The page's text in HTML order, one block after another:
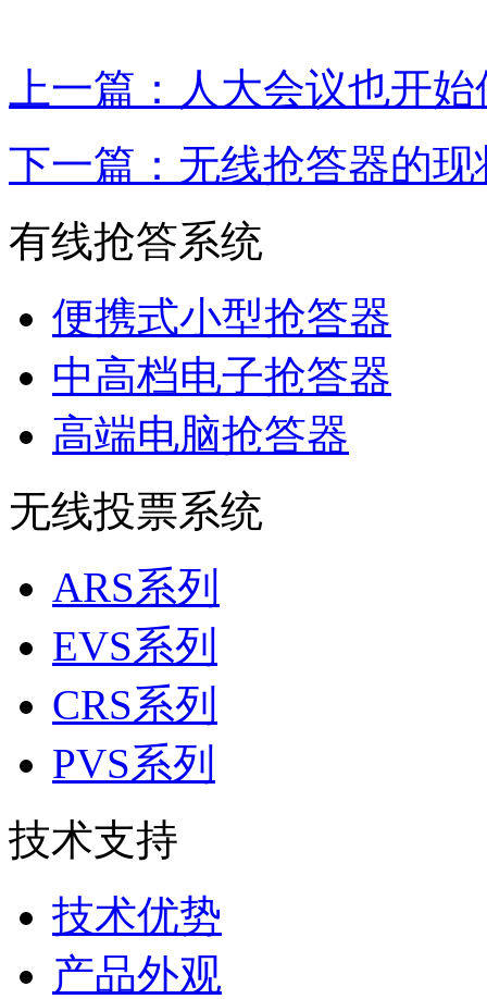
上一篇：人大会议也开
下一篇：无线抢答器的
有线抢答系统
便携式小型抢答器
中高档电子抢答器
高端电脑抢答器
无线投票系统
ARS系列
EVS系列
CRS系列
PVS系列
技术支持
技术优势
产品外观